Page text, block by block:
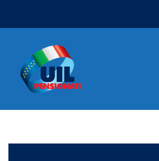
Navigazione principale